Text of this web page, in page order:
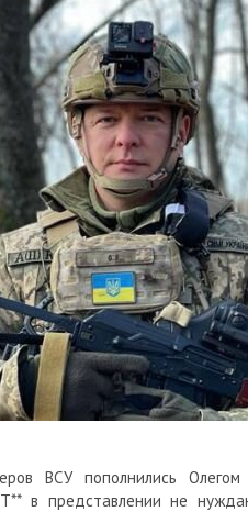
ВСУ пополнились Олегом
** в представлении не